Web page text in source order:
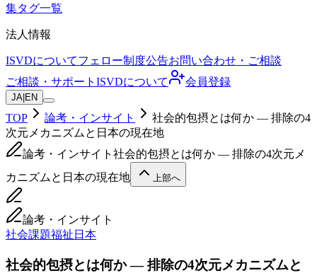
集タグ一覧
法人情報
ISVDについてフェロー制度公告お問い合わせ・ご相談
ご相談・サポート ISVDについて 会員登録
JA EN
TOP 論考・インサイト
社会的包摂とは何か — 排除の4
次元メカニズムと日本の現在地
論考・インサイト 社会的包摂とは何か — 排除の4次元メ
カニズムと日本の現在地
上部へ
論考・インサイト
社会課題福祉 日本
社会的包摂とは何か — 排除の4次元メカニズムと